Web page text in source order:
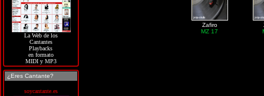
La Web de los
Cantantes
Playbacks
en formato
MIDI y MP3
¿Eres Cantante?
soycantante.es
Zafiro
MZ 17